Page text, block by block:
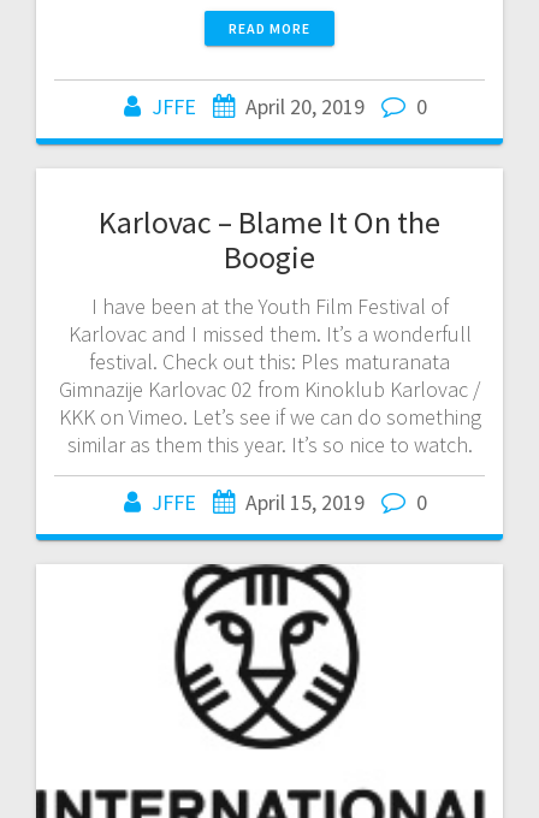
READ MORE
JFFE April 20, 2019 0
Karlovac – Blame It On the
Boogie
I have been at the Youth Film Festival of
Karlovac and I missed them. It’s a wonderfull
festival. Check out this: Ples maturanata
Gimnazije Karlovac 02 from Kinoklub Karlovac /
KKK on Vimeo. Let’s see if we can do something
similar as them this year. It’s so nice to watch.
JFFE April 15, 2019 0